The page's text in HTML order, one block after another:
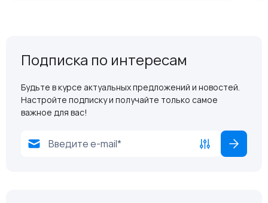
Подписка по интересам
Будьте в курсе актуальных предложений и новостей.
Настройте подписку и получайте только самое
важное для вас!